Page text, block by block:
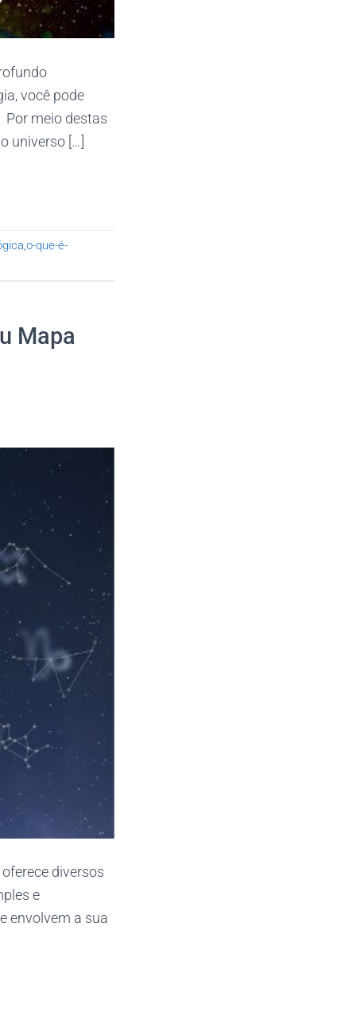
você pode
Por meio destas
universo […]
,o-que-é-
Mapa
diversos
e
envolvem a sua